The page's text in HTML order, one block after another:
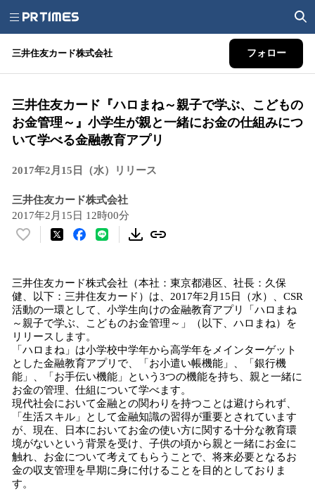
三井住友カード株式会社 フォロー
三井住友カード『ハロまね～親子で学ぶ、こどもの
お金管理～』小学生が親と一緒にお金の仕組みにつ
いて学べる金融教育アプリ
2017年2月15日（水）リリース
三井住友カード株式会社
2017年2月15日 12時00分
い
！
数
を
読
み
込
み
中
で
す
三井住友カード株式会社（本社：東京都港区、社長：久保
健、以下：三井住友カード）は、2017年2月15日（水）、CSR
活動の一環として、小学生向けの金融教育アプリ「ハロまね
～親子で学ぶ、こどものお金管理～」（以下、ハロまね）を
リリースします。
「ハロまね」は小学校中学年から高学年をメインターゲット
とした金融教育アプリで、「お小遣い帳機能」、「銀行機
能」、「お手伝い機能」という3つの機能を持ち、親と一緒に
お金の管理、仕組について学べます。
現代社会において金融との関わりを持つことは避けられず、
「生活スキル」として金融知識の習得が重要とされています
が、現在、日本においてお金の使い方に関する十分な教育環
境がないという背景を受け、子供の頃から親と一緒にお金に
触れ、お金について考えてもらうことで、将来必要となるお
金の収支管理を早期に身に付けることを目的としておりま
す。